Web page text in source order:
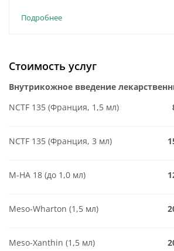
Подробнее
Стоимость услуг
Внутрикожное введение
NCTF 135 (Франция, 1,5 мл)
NCTF 135 (Франция, 3 мл)
М-НА 18 (до 1,0 мл)
Meso-Wharton (1,5 мл)
Meso-Xanthin (1,5 мл)